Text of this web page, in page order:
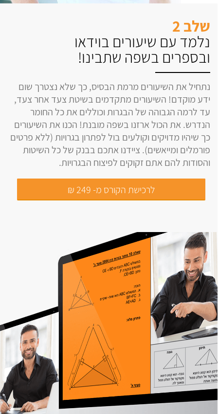
שלב 2
נלמד עם שיעורים בוידאו
ובספרים בשפה שתבינו!
נתחיל את השיעורים מרמת הבסיס, כך שלא נצטרך שום
ידע מוקדם! השיעורים מתקדמים בשיטת צעד אחר צעד,
עד לרמה הגבוהה של הבגרות וכוללים את כל החומר
הנדרש. את הכול ארזנו בשפה מובנת! הכנו את השיעורים
כך שיהיו מדויקים וקולעים בול לפתרון בגרויות (ללא פרטים
פורמלים ומייאשים). ציידנו אתכם בבנק של כל השיטות
והסודות להם אתם זקוקים לפיצוח הבגרויות.
לרכישת הקורס מ- 249 ₪